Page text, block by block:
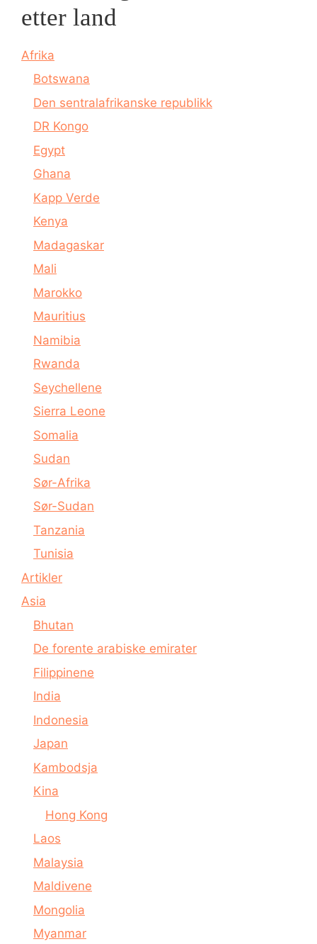
etter land
Afrika
Botswana
Den sentralafrikanske republikk
DR Kongo
Egypt
Ghana
Kapp Verde
Kenya
Madagaskar
Mali
Marokko
Mauritius
Namibia
Rwanda
Seychellene
Sierra Leone
Somalia
Sudan
Sør-Afrika
Sør-Sudan
Tanzania
Tunisia
Artikler
Asia
Bhutan
De forente arabiske emirater
Filippinene
India
Indonesia
Japan
Kambodsja
Kina
Hong Kong
Laos
Malaysia
Maldivene
Mongolia
Myanmar